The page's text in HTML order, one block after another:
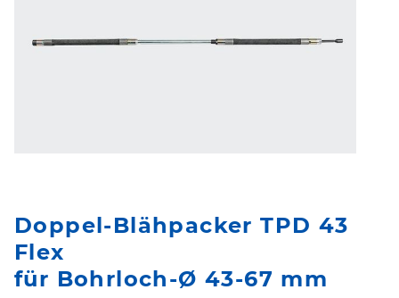
Doppel-Blähpacker TPD 43
Flex
für Bohrloch-Ø 43-67 mm